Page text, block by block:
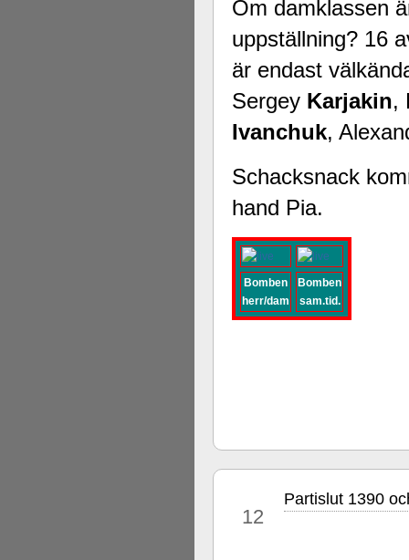
Om damklassen
uppställning? 16
är endast
Sergey Karjakin,
Ivanchuk,
Schacksnack
hand Pia.
Bomben
herr/dam
Bomben
sam.tid.
12
Partislut 1390